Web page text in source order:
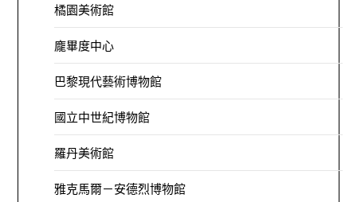
橘園美術館
龐畢度中心
巴黎現代藝術博物館
國立中世紀博物館
羅丹美術館
雅克馬爾－安德烈博物館